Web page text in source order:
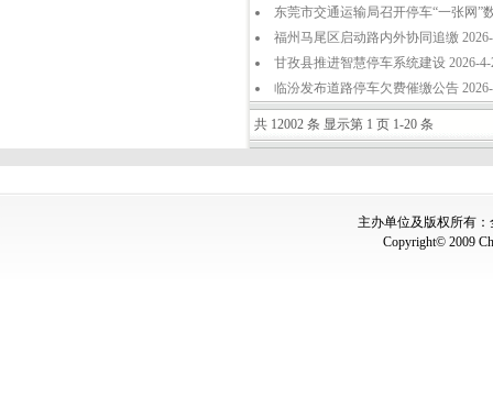
东莞市交通运输局召开停车“一张网”
福州马尾区启动路内外协同追缴
甘孜县推进智慧停车系统建设 2026-4-
临汾发布道路停车欠费催缴公告
共 12002 条 显示第 1 页 1-20 条
主办单位及版权所有
Copyright© 2009